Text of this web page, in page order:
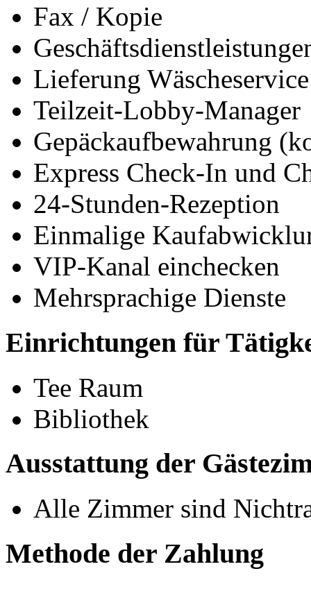
Fax / Kopie
Lieferung Wäscheservice
Teilzeit-Lobby-Manager
Gepäckaufbewahrung
Express Check-In und
24-Stunden-Rezeption
Einmalige
VIP-Kanal einchecken
Mehrsprachige Dienste
Einrichtungen für
Tee Raum
Bibliothek
Ausstattung der
Alle Zimmer sind
Methode der Zahlung